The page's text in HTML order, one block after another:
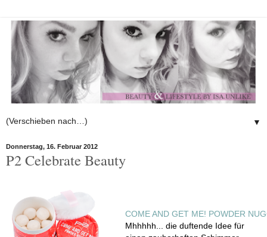
▼
Donnerstag, 16. Februar 2012
P2 Celebrate Beauty
COME AND GET ME! POWDER
Mhhhhh... die duftende Idee für